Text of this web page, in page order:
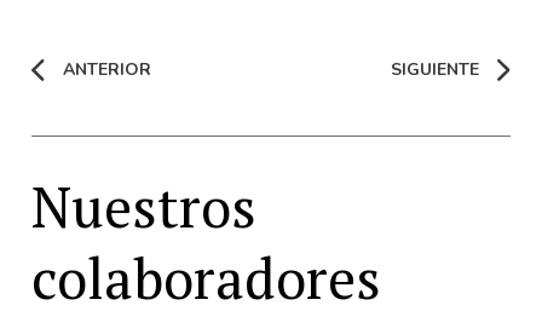
ANTERIOR SIGUIENTE
Nuestros
colaboradores